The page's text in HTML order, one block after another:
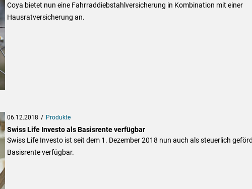
Coya bietet nun eine Fahrraddiebstahlversicherung in Kombination mit einer
Hausratversicherung an.
06.12.2018 Produkte
Swiss Life Investo als Basisrente verfügbar
Swiss Life Investo ist seit dem 1. Dezember 2018 nun auch als steuerlich
Basisrente verfügbar.